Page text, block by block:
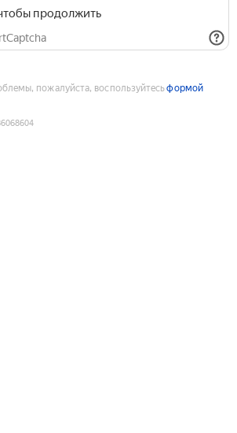
продолжить
пожалуйста, воспользуйтесьформой